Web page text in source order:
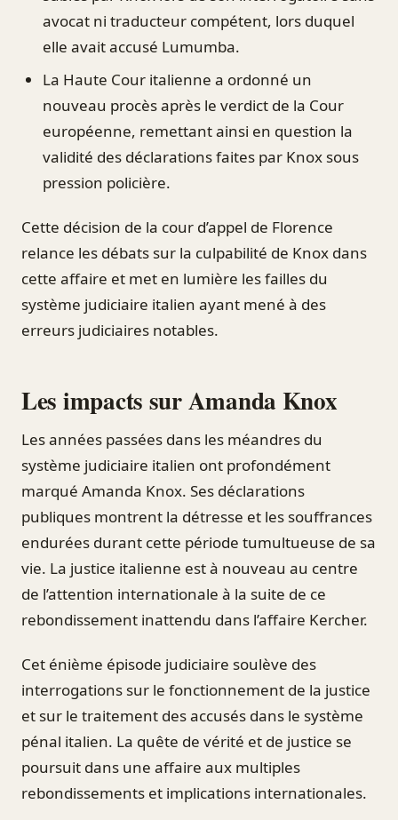
avocat ni traducteur compétent, lors duquel
elle avait accusé Lumumba.
La Haute Cour italienne a ordonné un
nouveau procès après le verdict de la Cour
européenne, remettant ainsi en question la
validité des déclarations faites par Knox sous
pression policière.
Cette décision de la cour d’appel de Florence
relance les débats sur la culpabilité de Knox dans
cette affaire et met en lumière les failles du
système judiciaire italien ayant mené à des
erreurs judiciaires notables.
Les impacts sur Amanda Knox
Les années passées dans les méandres du
système judiciaire italien ont profondément
marqué Amanda Knox. Ses déclarations
publiques montrent la détresse et les souffrances
endurées durant cette période tumultueuse de sa
vie. La justice italienne est à nouveau au centre
de l’attention internationale à la suite de ce
rebondissement inattendu dans l’affaire Kercher.
Cet énième épisode judiciaire soulève des
interrogations sur le fonctionnement de la justice
et sur le traitement des accusés dans le système
pénal italien. La quête de vérité et de justice se
poursuit dans une affaire aux multiples
rebondissements et implications internationales.